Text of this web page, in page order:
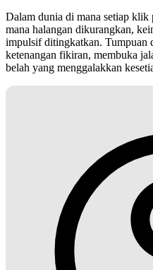
Dalam dunia di mana setiap klik
mana halangan dikurangkan,
impulsif ditingkatkan. Tumpuan
ketenangan fikiran, membuka
belah yang menggalakkan